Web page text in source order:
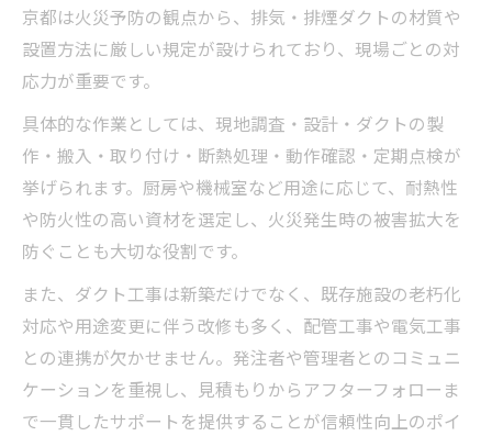
配管工事との違いを理解するために知るべき点
ダクト工事と配管工事の違いを徹底比較
空気と水、どちらを通す？工事内容の本質
配管工事とダクト工事の作業範囲とは
東京都で求められる工事資格の違い
実務で役立つ工事区分の見分け方
厨房や空調で求められる東京都のダクト基準
覧
厨房ダクトの設置で注意すべき条例とは
空調ダクト工事の基準を満たす方法
東京都で必要なダクト工事の手続き
京都は火災予防の観点から、排気・排煙ダクトの材質や
設置方法に厳しい規定が設けられており、現場ごとの対
応力が重要です。
具体的な作業としては、現地調査・設計・ダクトの製
作・搬入・取り付け・断熱処理・動作確認・定期点検が
挙げられます。厨房や機械室など用途に応じて、耐熱性
や防火性の高い資材を選定し、火災発生時の被害拡大を
防ぐことも大切な役割です。
また、ダクト工事は新築だけでなく、既存施設の老朽化
対応や用途変更に伴う改修も多く、配管工事や電気工事
との連携が欠かせません。発注者や管理者とのコミュニ
ケーションを重視し、見積もりからアフターフォローま
で一貫したサポートを提供することが信頼性向上のポイ